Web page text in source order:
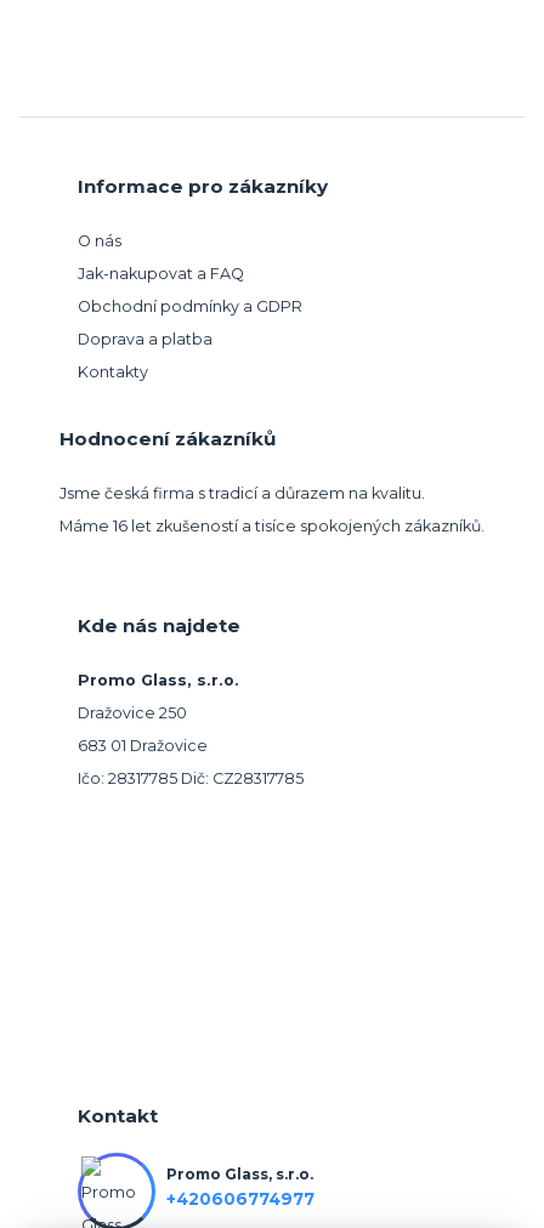
Informace pro zákazníky
O nás
Jak-nakupovat a FAQ
Obchodní podmínky a GDPR
Doprava a platba
Kontakty
Hodnocení zákazníků
Jsme česká firma s tradicí a důrazem na kvalitu.
Máme 16 let zkušeností a tisíce spokojených zákazníků.
Kde nás najdete
Promo Glass, s.r.o.
Dražovice 250
683 01 Dražovice
Ičo: 28317785 Dič: CZ28317785
Kontakt
Promo Glass, s.r.o.
+420606774977